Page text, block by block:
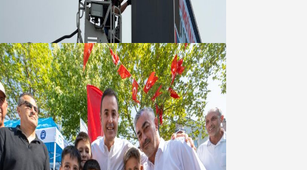
Bandırma ile Güçlendirdi
05 Ağustos 2026